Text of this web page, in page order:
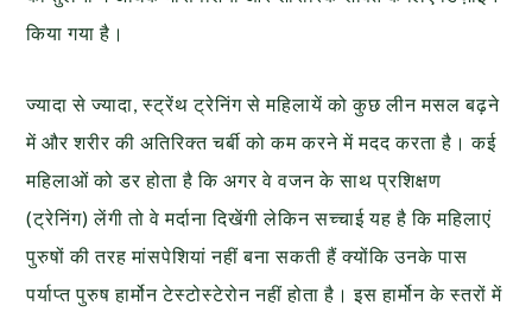
किया गया है।
ज्यादा से ज्यादा, स्ट्रेंथ ट्रेनिंग से महिलायें को कुछ लीन मसल बढ़ने
में और शरीर की अतिरिक्त चर्बी को कम करने में मदद करता है। कई
महिलाओं को डर होता है कि अगर वे वजन के साथ प्रशिक्षण
(ट्रेनिंग) लेंगी तो वे मर्दाना दिखेंगी लेकिन सच्चाई यह है कि महिलाएं
पुरुषों की तरह मांसपेशियां नहीं बना सकती हैं क्योंकि उनके पास
पर्याप्त पुरुष हार्मोन टेस्टोस्टेरोन नहीं होता है। इस हार्मोन के स्तरों में